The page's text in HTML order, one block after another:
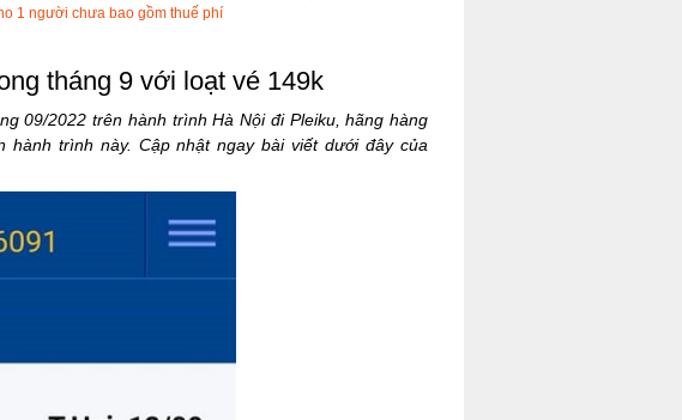
1 người chưa bao gồm thuế phí
tháng 9 với loạt vé 149k
09/2022 trên hành trình Hà Nội đi Pleiku, hãng hàng
trình này. Cập nhật ngay bài viết dưới đây của